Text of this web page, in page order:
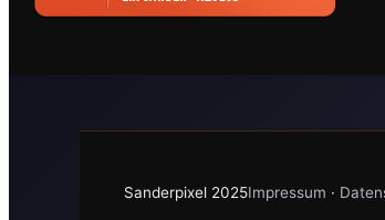
Sanderpixel 2025Impressum ·